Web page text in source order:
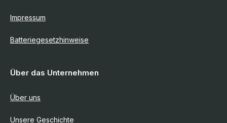
Impressum
Batteriegesetzhinweise
Über das Unternehmen
Über uns
Unsere Geschichte